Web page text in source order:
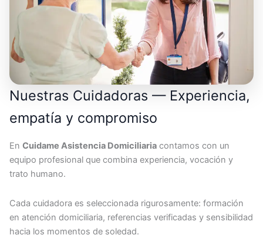
Nuestras Cuidadoras — Experiencia,
empatía y compromiso
En Cuidame Asistencia Domiciliaria contamos con un
equipo profesional que combina experiencia, vocación y
trato humano.
Cada cuidadora es seleccionada rigurosamente: formación
en atención domiciliaria, referencias verificadas y sensibilidad
hacia los momentos de soledad.